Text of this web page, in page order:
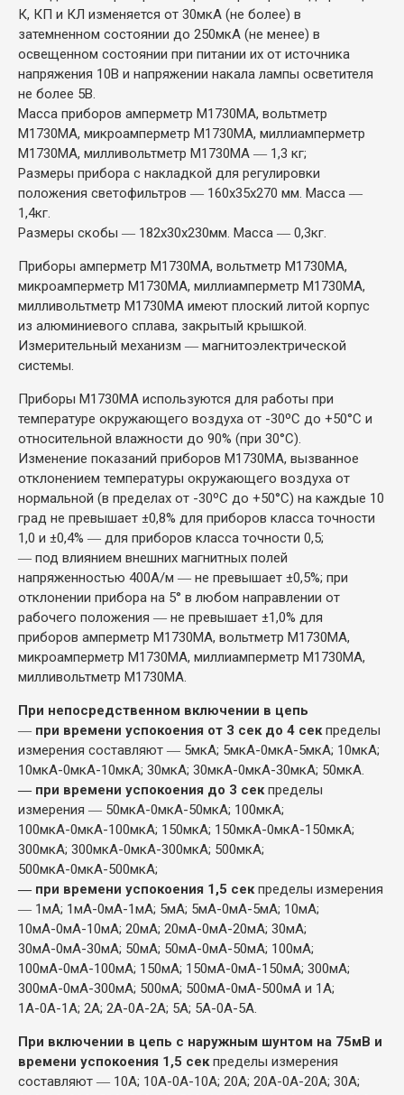
К, КП и КЛ изменяется от 30мкА (не более) в
затемненном состоянии до 250мкА (не менее) в
освещенном состоянии при питании их от источника
напряжения 10В и напряжении накала лампы осветителя
не более 5В.
Масса приборов амперметр М1730МА, вольтметр
М1730МА, микроамперметр М1730МА, миллиамперметр
М1730МА, милливольтметр М1730МА ― 1,3 кг;
Размеры прибора с накладкой для регулировки
положения светофильтров ― 160х35х270 мм. Масса ―
1,4кг.
Размеры скобы ― 182х30х230мм. Масса ― 0,3кг.
Приборы амперметр М1730МА, вольтметр М1730МА,
микроамперметр М1730МА, миллиамперметр М1730МА,
милливольтметр М1730МА имеют плоский литой корпус
из алюминиевого сплава, закрытый крышкой.
Измерительный механизм ― магнитоэлектрической
системы.
Приборы М1730МА используются для работы при
температуре окружающего воздуха от -30ºС до +50°С и
относительной влажности до 90% (при 30°С).
Изменение показаний приборов М1730МА, вызванное
отклонением температуры окружающего воздуха от
нормальной (в пределах от -30ºС до +50°С) на каждые 10
град не превышает ±0,8% для приборов класса точности
1,0 и ±0,4% ― для приборов класса точности 0,5;
― под влиянием внешних магнитных полей
напряженностью 400А/м ― не превышает ±0,5%; при
отклонении прибора на 5° в любом направлении от
рабочего положения ― не превышает ±1,0% для
приборов амперметр М1730МА, вольтметр М1730МА,
микроамперметр М1730МА, миллиамперметр М1730МА,
милливольтметр М1730МА.
При непосредственном включении в цепь
― при времени успокоения от 3 сек до 4 секпределы
измерения составляют ― 5мкА; 5мкА-0мкА-5мкА; 10мкА;
10мкА-0мкА-10мкА; 30мкА; 30мкА-0мкА-30мкА; 50мкА.
― при времени успокоения до 3 секпределы
измерения ― 50мкА-0мкА-50мкА; 100мкА;
100мкА-0мкА-100мкА; 150мкА; 150мкА-0мкА-150мкА;
300мкА; 300мкА-0мкА-300мкА; 500мкА;
500мкА-0мкА-500мкА;
― при времени успокоения 1,5 секпределы измерения
― 1мА; 1мА-0мА-1мА; 5мА; 5мА-0мА-5мА; 10мА;
10мА-0мА-10мА; 20мА; 20мА-0мА-20мА; 30мА;
30мА-0мА-30мА; 50мА; 50мА-0мА-50мА; 100мА;
100мА-0мА-100мА; 150мА; 150мА-0мА-150мА; 300мА;
300мА-0мА-300мА; 500мА; 500мА-0мА-500мА и 1А;
1А-0А-1А; 2А; 2А-0А-2А; 5А; 5А-0А-5А.
При включении в цепь с наружным шунтом на 75мВ и
времени успокоения 1,5 секпределы измерения
составляют ― 10А; 10А-0А-10А; 20А; 20А-0А-20А; 30А;